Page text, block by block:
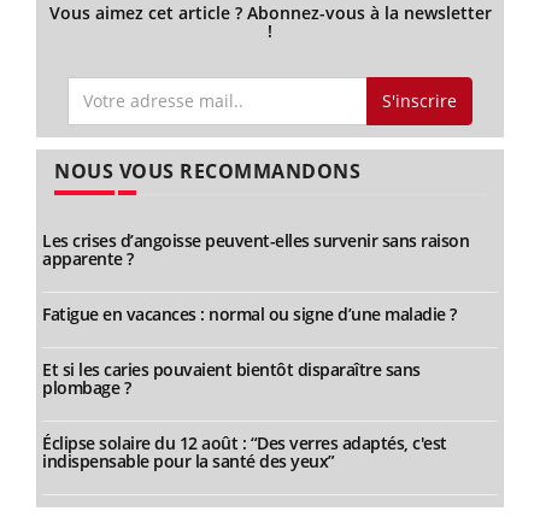
Vous aimez cet article ? Abonnez-vous à la newsletter
!
S'inscrire
NOUS VOUS RECOMMANDONS
Les crises d’angoisse peuvent-elles survenir sans raison
apparente ?
Fatigue en vacances : normal ou signe d’une maladie ?
Et si les caries pouvaient bientôt disparaître sans
plombage ?
Éclipse solaire du 12 août : “Des verres adaptés, c'est
indispensable pour la santé des yeux”